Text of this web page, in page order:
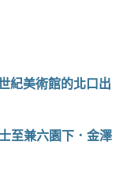
紀美術館的北口出
至兼六園下．金澤